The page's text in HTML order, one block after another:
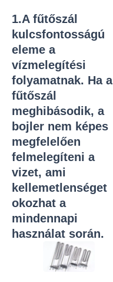
1.A fűtőszál
kulcsfontosságú
eleme a
vízmelegítési
folyamatnak. Ha a
fűtőszál
meghibásodik, a
bojler nem képes
megfelelően
felmelegíteni a
vizet, ami
kellemetlenséget
okozhat a
mindennapi
használat során.